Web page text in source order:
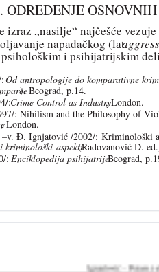
ODREĐENJE
izraz „nasilje“ najčešće
napadačkog (lat.
i psihijatrijskim
:Od antropologije do komparativne
), Beograd, p.14.
:
Crime Control as Industry, London.
: Nihilism and the Philosophy of
, London.
–v. Đ. Ignjatović /2002/: Kriminološki
kriminološki aspekti(Radovanović D.
:Enciklopedija psihijatrije, Beograd,